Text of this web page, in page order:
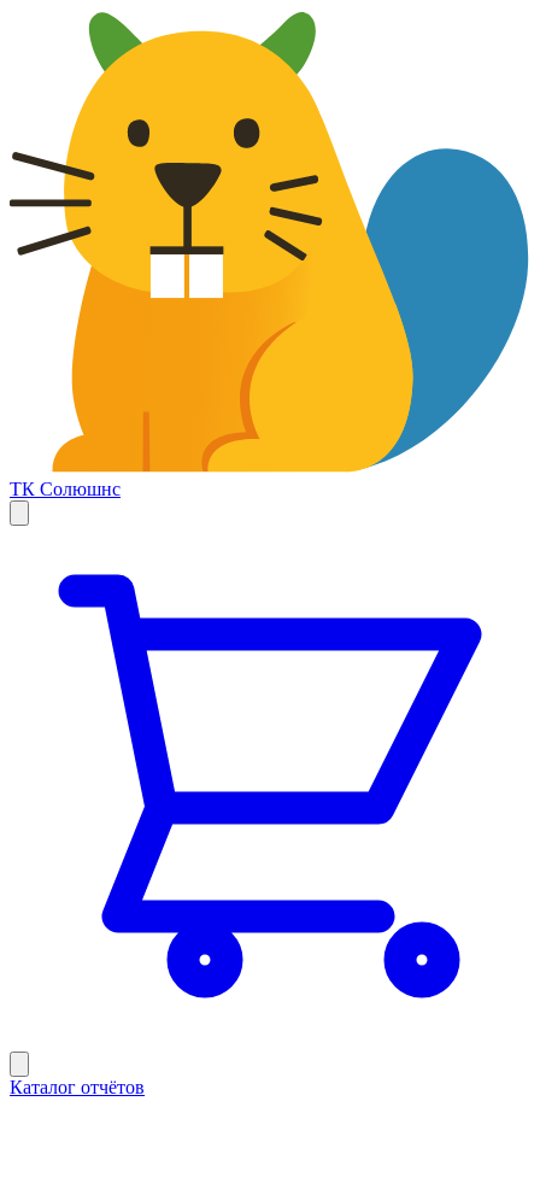
ТК Солюшнс
Каталог отчётов